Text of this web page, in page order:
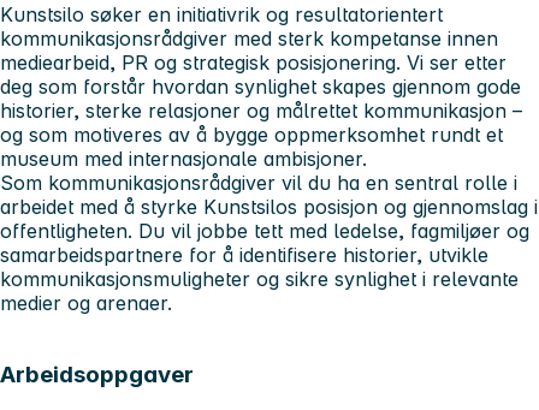
Kunstsilo søker en initiativrik og resultatorientert
kommunikasjonsrådgiver med sterk kompetanse innen
mediearbeid, PR og strategisk posisjonering. Vi ser etter
deg som forstår hvordan synlighet skapes gjennom gode
historier, sterke relasjoner og målrettet kommunikasjon –
og som motiveres av å bygge oppmerksomhet rundt et
museum med internasjonale ambisjoner.
Som kommunikasjonsrådgiver vil du ha en sentral rolle i
arbeidet med å styrke Kunstsilos posisjon og gjennomslag i
offentligheten. Du vil jobbe tett med ledelse, fagmiljøer og
samarbeidspartnere for å identifisere historier, utvikle
kommunikasjonsmuligheter og sikre synlighet i relevante
medier og arenaer.
Arbeidsoppgaver